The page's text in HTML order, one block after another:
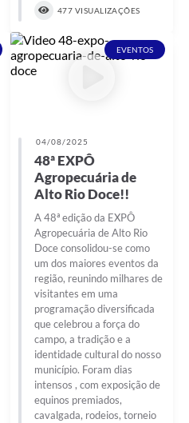
477 VISUALIZAÇÕES
EVENTOS
04/08/2025
48ª EXPÔ
Agropecuária de
Alto Rio Doce!!
A 48ª edição da EXPÔ
Agropecuária de Alto Rio
Doce consolidou-se como
um dos maiores eventos da
região, reunindo milhares de
visitantes em uma
programação diversificada
que celebrou a força do
campo, a tradição e a
identidade cultural do nosso
município. Foram dias
intensos , com exposição de
equinos premiados,
cavalgada, rodeios, torneio